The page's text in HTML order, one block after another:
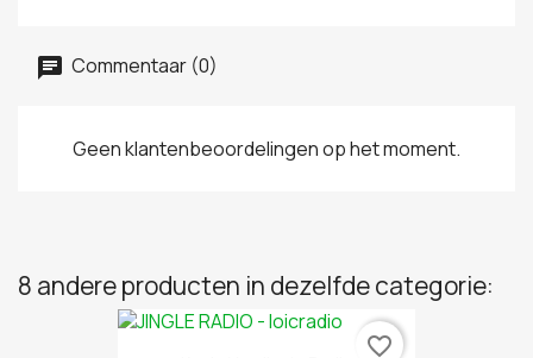
Commentaar (0)
Geen klantenbeoordelingen op het moment.
8 andere producten in dezelfde categorie:
favorite_border